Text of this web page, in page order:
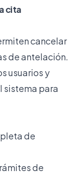
cita
cancelar
de antelación.
usuarios y
sistema para
de
de